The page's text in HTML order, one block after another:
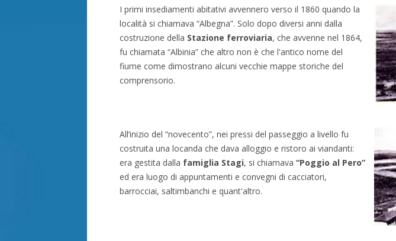
I primi insediamenti abitativi avvennero verso il 1860 quando la
località si chiamava “Albegna”. Solo dopo diversi anni dalla
costruzione della Stazione ferroviaria, che avvenne nel 1864,
fu chiamata “Albinia” che altro non è che l'antico nome del
fiume come dimostrano alcuni vecchie mappe storiche del
comprensorio.
All’inizio del “novecento”, nei pressi del passeggio a livello fu
costruita una locanda che dava alloggio e ristoro ai viandanti:
era gestita dalla famiglia Stagi, si chiamava “Poggio al Pero”
ed era luogo di appuntamenti e convegni di cacciatori,
barrocciai, saltimbanchi e quant'altro.